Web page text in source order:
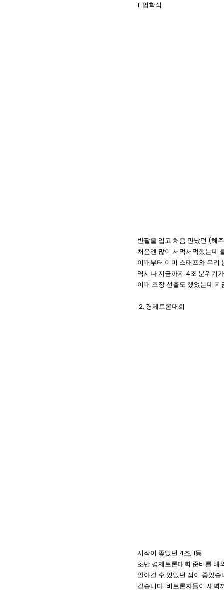
1. 입학식
반팔을 입고 처음 만났던 (혜
처음엔 많이 서먹서먹했는데
이때부터 이미 스태프와 우리
역시나 지금까지 4조 분위기
이때 조장 선출도 했었는데
2. 경제토론대회
시작이 좋았던 4조, 1등
초반 경제토론대회 준비를 해
알아갈 수 있었던 점이 좋았
같습니다. 비토론자들이 새벽